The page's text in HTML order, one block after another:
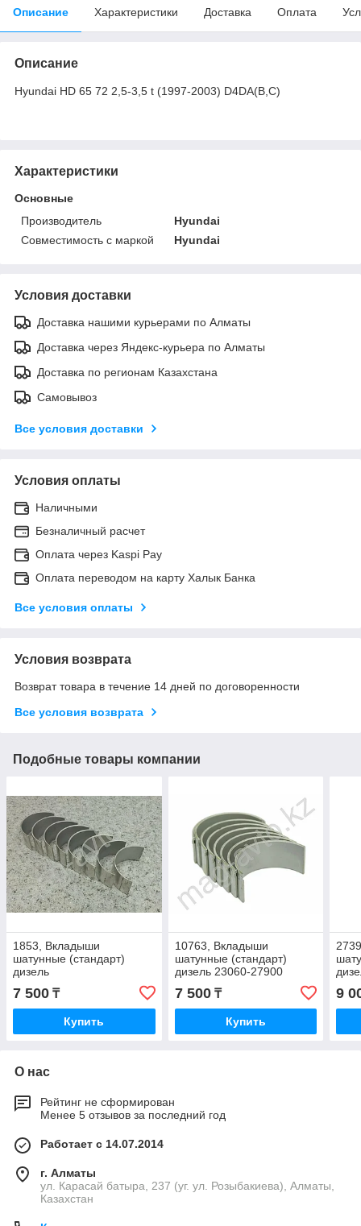
Описание Характеристики Доставка Оплата
Описание
Hyundai HD 65 72 2,5-3,5 t (1997-2003) D4DA(B,C)
Характеристики
Основные
Производитель
Hyundai
Совместимость с маркой
Hyundai
Условия доставки
Доставка нашими курьерами по Алматы
Доставка через Яндекс-курьера по Алматы
Доставка по регионам Казахстана
Самовывоз
Все условия доставки
Условия оплаты
Наличными
Безналичный расчет
Оплата через Kaspi Pay
Оплата переводом на карту Халык Банка
Все условия оплаты
Условия возврата
Возврат товара в течение 14 дней по договоренности
Все условия возврата
Подобные товары компании
1853, Вкладыши
шатунные (стандарт)
дизель
7 500 ₸
Купить
10763, Вкладыши
шатунные (стандарт)
дизель 23060-27900
7 500₸
Купить
9
О нас
Рейтинг не сформирован
Менее 5 отзывов за последний год
Работает с 14.07.2014
г. Алматы
ул. Карасай батыра, 237 (уг. ул. Розыбакиева), Алматы,
Казахстан